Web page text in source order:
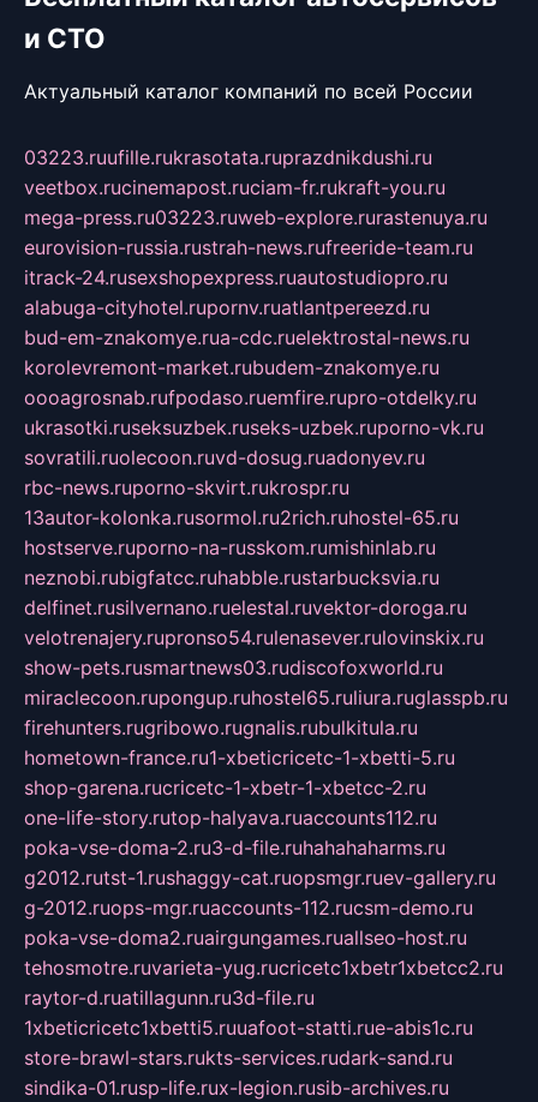
и СТО
Актуальный каталог компаний по всей России
03223.ruufille.rukrasotata.ruprazdnikdushi.ru
veetbox.rucinemapost.ruciam-fr.rukraft-you.ru
mega-press.ru03223.ruweb-explore.rurastenuya.ru
eurovision-russia.rustrah-news.rufreeride-team.ru
itrack-24.rusexshopexpress.ruautostudiopro.ru
alabuga-cityhotel.rupornv.ruatlantpereezd.ru
bud-em-znakomye.rua-cdc.ruelektrostal-news.ru
korolevremont-market.rubudem-znakomye.ru
oooagrosnab.rufpodaso.ruemfire.rupro-otdelky.ru
ukrasotki.ruseksuzbek.ruseks-uzbek.ruporno-vk.ru
sovratili.ruolecoon.ruvd-dosug.ruadonyev.ru
rbc-news.ruporno-skvirt.rukrospr.ru
13autor-kolonka.rusormol.ru2rich.ruhostel-65.ru
hostserve.ruporno-na-russkom.rumishinlab.ru
neznobi.rubigfatcc.ruhabble.rustarbucksvia.ru
delfinet.rusilvernano.ruelestal.ruvektor-doroga.ru
velotrenajery.rupronso54.rulenasever.rulovinskix.ru
show-pets.rusmartnews03.rudiscofoxworld.ru
miraclecoon.rupongup.ruhostel65.ruliura.ruglasspb.ru
firehunters.rugribowo.rugnalis.rubulkitula.ru
hometown-france.ru1-xbeticricetc-1-xbetti-5.ru
shop-garena.rucricetc-1-xbetr-1-xbetcc-2.ru
one-life-story.rutop-halyava.ruaccounts112.ru
poka-vse-doma-2.ru3-d-file.ruhahahaharms.ru
g2012.rutst-1.rushaggy-cat.ruopsmgr.ruev-gallery.ru
g-2012.ruops-mgr.ruaccounts-112.rucsm-demo.ru
poka-vse-doma2.ruairgungames.ruallseo-host.ru
tehosmotre.ruvarieta-yug.rucricetc1xbetr1xbetcc2.ru
raytor-d.ruatillagunn.ru3d-file.ru
1xbeticricetc1xbetti5.ruuafoot-statti.rue-abis1c.ru
store-brawl-stars.rukts-services.rudark-sand.ru
sindika-01.rusp-life.rux-legion.rusib-archives.ru